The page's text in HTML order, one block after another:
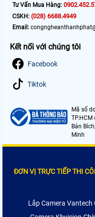
Tư Vấn Mua Hàng:
CSKH: (028) 6688.4949
Email:
Kết nối với chúng tôi
Facebook
Tiktok
Mã số
Bán
Minh
ĐƠN VỊ TRỰC TIẾP THI
Lắp Camera Vantech